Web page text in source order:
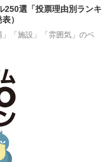
250選「投票理由別ランキ
）
」「施設」「雰囲気」のベ